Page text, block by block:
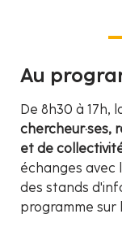
Au
De 8h30 à 17h,
chercheur·ses,
et de
échanges avec
des stands
programme sur